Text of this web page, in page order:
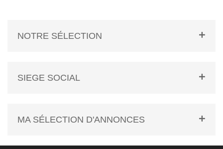
NOTRE SÉLECTION
SIEGE SOCIAL
MA SÉLECTION D'ANNONCES